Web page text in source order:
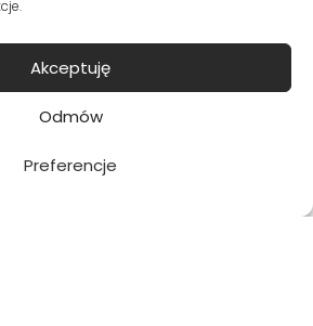
Akceptuję
Odmów
Preferencje
że chcę dołączyć i
em się z polityką prywatności.